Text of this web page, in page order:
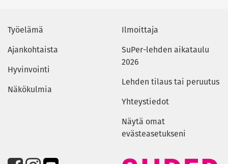
Työelämä
Ajankohtaista
Hyvinvointi
Näkökulmia
Ilmoittaja
SuPer-lehden aikataulu
2026
Lehden tilaus tai peruutus
Yhteystiedot
Näytä omat
evästeasetukseni